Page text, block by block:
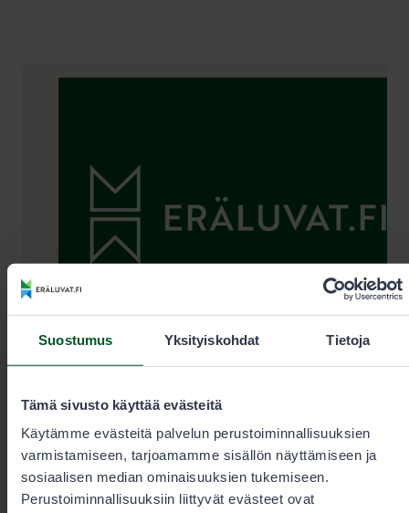
Suostumus Yksityiskohdat Tietoja
Tämä sivusto käyttää evästeitä
Käytämme evästeitä palvelun perustoiminnallisuuksien
varmistamiseen, tarjoamamme sisällön näyttämiseen ja
sosiaalisen median ominaisuuksien tukemiseen.
Perustoiminnallisuuksiin liittyvät evästeet ovat
Lupamyynti ja -neuvonta arkisin
kello 9–15
+35820692424